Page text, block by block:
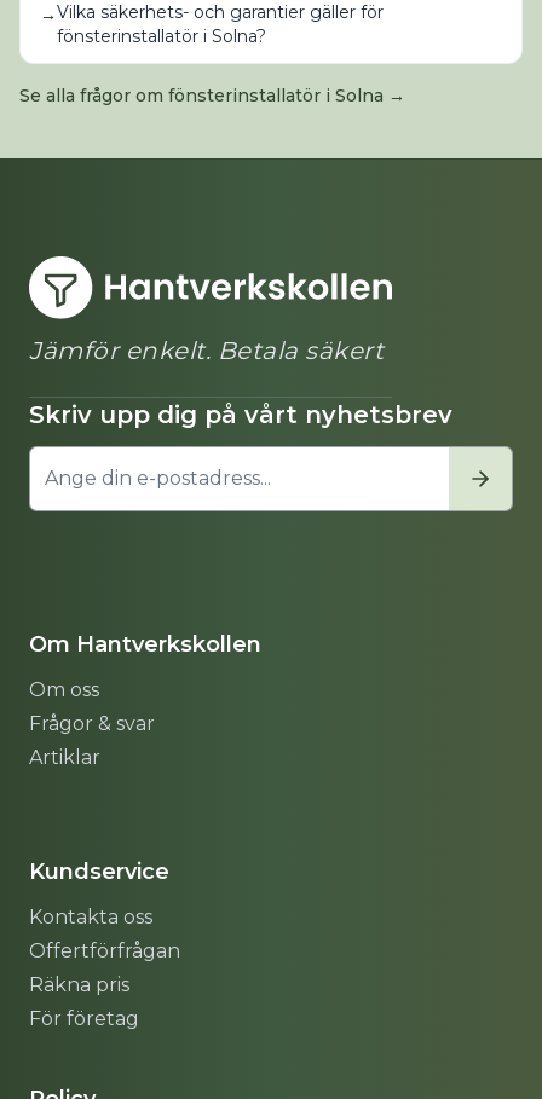
→Vilka säkerhets- och garantier gäller för
fönsterinstallatör i Solna?
Se alla frågor om fönsterinstallatör i Solna →
Jämför enkelt. Betala säkert
Skriv upp dig på vårt nyhetsbrev
Om Hantverkskollen
Om oss
Frågor & svar
Artiklar
Kundservice
Kontakta oss
Offertförfrågan
Räkna pris
För företag